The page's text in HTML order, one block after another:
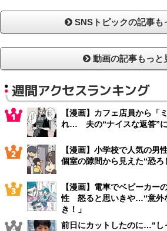
SNSトピックの記事も
動画の記事もっと
週間アクセスランキング
【漫画】カフェ店員から「
れ… 夫の“ナイスな返答”に
【漫画】小学校で人気の
個室の隙間から見えた“恐ろ
【漫画】電車でベビーカー
性 怒ると思いきや…“意外
き！」
前日にカットしたのに…“